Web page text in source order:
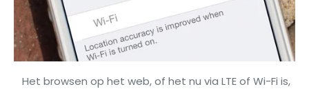
Het browsen op het web, of het nu via LTE of Wi-Fi is,